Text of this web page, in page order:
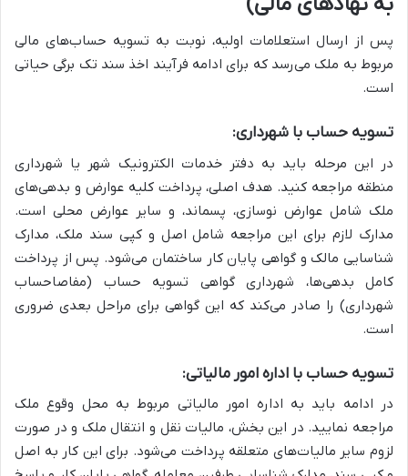
پس از ارسال استعلامات اولیه، نوبت به تسویه حساب‌های مالی
مربوط به ملک می‌رسد که برای ادامه فرآیند اخذ سند تک برگی حیاتی
است.
تسویه حساب با شهرداری:
در این مرحله باید به دفتر خدمات الکترونیک شهر یا شهرداری
منطقه مراجعه کنید. هدف اصلی، پرداخت کلیه عوارض و بدهی‌های
ملک شامل عوارض نوسازی، پسماند، و سایر عوارض محلی است.
مدارک لازم برای این مراجعه شامل اصل و کپی سند ملک، مدارک
شناسایی مالک و گواهی پایان کار ساختمان می‌شود. پس از پرداخت
کامل بدهی‌ها، شهرداری گواهی تسویه حساب (مفاصاحساب
شهرداری) را صادر می‌کند که این گواهی برای مراحل بعدی ضروری
است.
تسویه حساب با اداره امور مالیاتی:
در ادامه باید به اداره امور مالیاتی مربوط به محل وقوع ملک
مراجعه نمایید. در این بخش، مالیات نقل و انتقال ملک و در صورت
لزوم سایر مالیات‌های متعلقه پرداخت می‌شود. برای این کار به اصل